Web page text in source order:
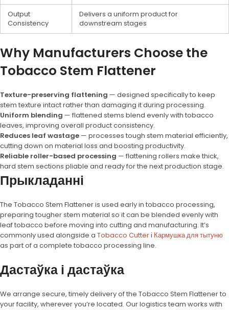
Output
Consistency
Delivers a uniform product for
downstream stages
Why Manufacturers Choose the
Tobacco Stem Flattener
Texture-preserving flattening — designed specifically to keep
stem texture intact rather than damaging it during processing.
Uniform blending — flattened stems blend evenly with tobacco
leaves, improving overall product consistency.
Reduces leaf wastage — processes tough stem material efficiently,
cutting down on material loss and boosting productivity.
Reliable roller-based processing — flattening rollers make thick,
hard stem sections pliable and ready for the next production stage.
Прыкладанні
The Tobacco Stem Flattener is used early in tobacco processing,
preparing tougher stem material so it can be blended evenly with
leaf tobacco before moving into cutting and manufacturing. It’s
commonly used alongside a Tobacco Cutter і Кармушка для тытуню
as part of a complete tobacco processing line.
Дастаўка і дастаўка
We arrange secure, timely delivery of the Tobacco Stem Flattener to
your facility, wherever you’re located. Our logistics team works with